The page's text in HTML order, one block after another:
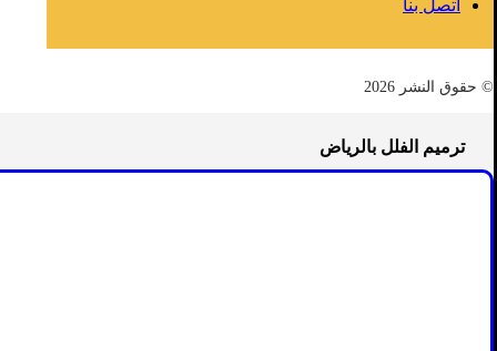
اتصل بنا
© حقوق النشر 2026
ترميم الفلل بالرياض